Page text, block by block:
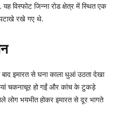
विस्फोट जिन्ना रोड क्षेत्र में स्थित एक
पटाखे रखे गए थे.
बाद इमारत से घना काला धुआं उठता देखा
चकनाचूर हो गईं और कांच के टुकड़े
भयभीत होकर इमारत से दूर भागते